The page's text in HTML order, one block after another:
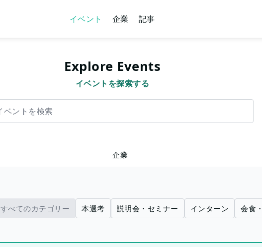
イベント 企業 記事
Explore Events
イベントを探索する
企業
すべてのカテゴリー 本選考 説明会・セミナー インターン 会食